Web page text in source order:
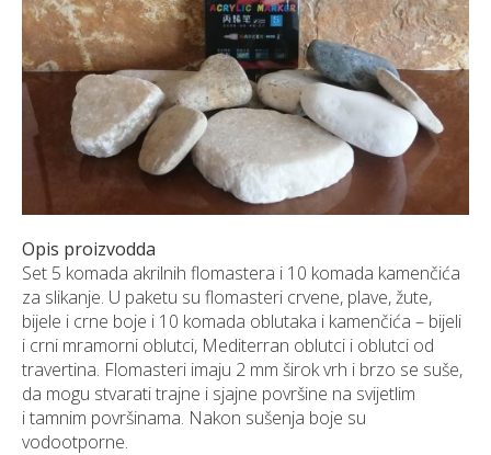
NARUDŽBE PO MJERI
O NAMA
NOVI PROIZVODI
SHOWROOM
Opis proizvodda
Set 5 komada akrilnih flomastera i 10 komada kamenčića
za slikanje. U paketu su flomasteri crvene, plave, žute,
bijele i crne boje i 10 komada oblutaka i kamenčića – bijeli
i crni mramorni oblutci, Mediterran oblutci i oblutci od
travertina. Flomasteri imaju 2 mm širok vrh i brzo se suše,
da mogu stvarati trajne i sjajne površine na svijetlim
i tamnim površinama. Nakon sušenja boje su
vodootporne.